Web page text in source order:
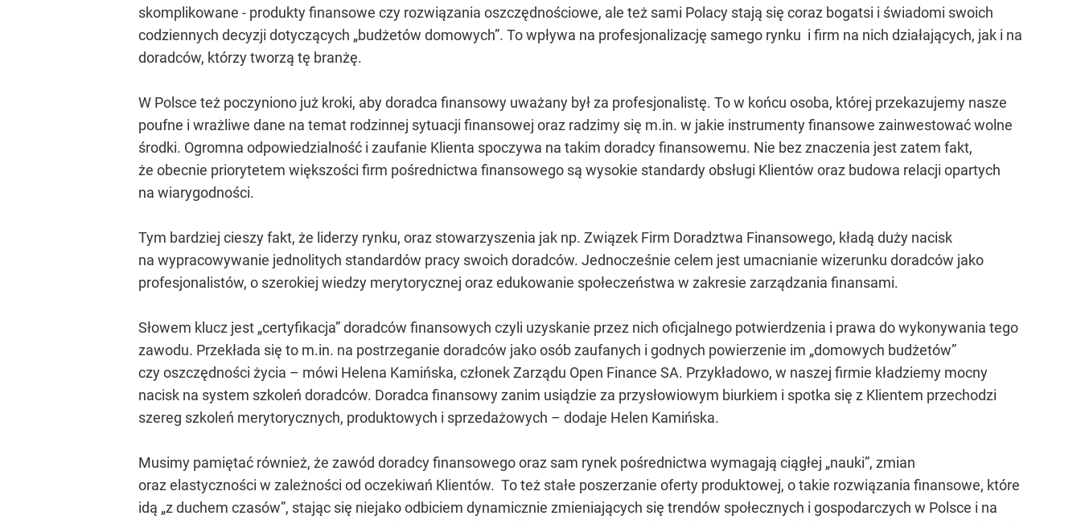
skomplikowane - produkty finansowe czy rozwiązania oszczędnościowe, ale też sami Polacy stają się coraz bogatsi i świadomi swoich
codziennych decyzji dotyczących „budżetów domowych”. To wpływa na profesjonalizację samego rynku i firm na nich działających, jak i na
doradców, którzy tworzą tę branżę.
W Polsce też poczyniono już kroki, aby doradca finansowy uważany był za profesjonalistę. To w końcu osoba, której przekazujemy nasze
poufne i wrażliwe dane na temat rodzinnej sytuacji finansowej oraz radzimy się m.in. w jakie instrumenty finansowe zainwestować wolne
środki. Ogromna odpowiedzialność i zaufanie Klienta spoczywa na takim doradcy finansowemu. Nie bez znaczenia jest zatem fakt,
że obecnie priorytetem większości firm pośrednictwa finansowego są wysokie standardy obsługi Klientów oraz budowa relacji opartych
na wiarygodności.
Tym bardziej cieszy fakt, że liderzy rynku, oraz stowarzyszenia jak np. Związek Firm Doradztwa Finansowego, kładą duży nacisk
na wypracowywanie jednolitych standardów pracy swoich doradców. Jednocześnie celem jest umacnianie wizerunku doradców jako
profesjonalistów, o szerokiej wiedzy merytorycznej oraz edukowanie społeczeństwa w zakresie zarządzania finansami.
Słowem klucz jest „certyfikacja” doradców finansowych czyli uzyskanie przez nich oficjalnego potwierdzenia i prawa do wykonywania tego
zawodu. Przekłada się to m.in. na postrzeganie doradców jako osób zaufanych i godnych powierzenie im „domowych budżetów”
czy oszczędności życia – mówi Helena Kamińska, członek Zarządu Open Finance SA. Przykładowo, w naszej firmie kładziemy mocny
nacisk na system szkoleń doradców. Doradca finansowy zanim usiądzie za przysłowiowym biurkiem i spotka się z Klientem przechodzi
szereg szkoleń merytorycznych, produktowych i sprzedażowych – dodaje Helen Kamińska.
Musimy pamiętać również, że zawód doradcy finansowego oraz sam rynek pośrednictwa wymagają ciągłej „nauki”, zmian
oraz elastyczności w zależności od oczekiwań Klientów. To też stałe poszerzanie oferty produktowej, o takie rozwiązania finansowe, które
idą „z duchem czasów”, stając się niejako odbiciem dynamicznie zmieniających się trendów społecznych i gospodarczych w Polsce i na